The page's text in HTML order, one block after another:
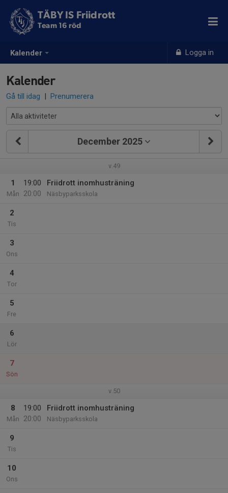
Kalender Logga in
TÄBY IS Friidrott
Team 16 röd
Kalender
Gå till idag | Prenumerera
December 2025
v.49
1
Mån
19:00
20:00
Friidrott inomhusträning
Näsbyparksskola
2
Tis
3
Ons
4
Tor
5
Fre
6
Lör
7
Sön
v.50
8
Mån
19:00
20:00
Friidrott inomhusträning
Näsbyparksskola
9
Tis
10
Ons